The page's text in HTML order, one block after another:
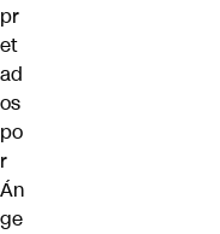
pr
et
ad
os
po
r
Án
ge